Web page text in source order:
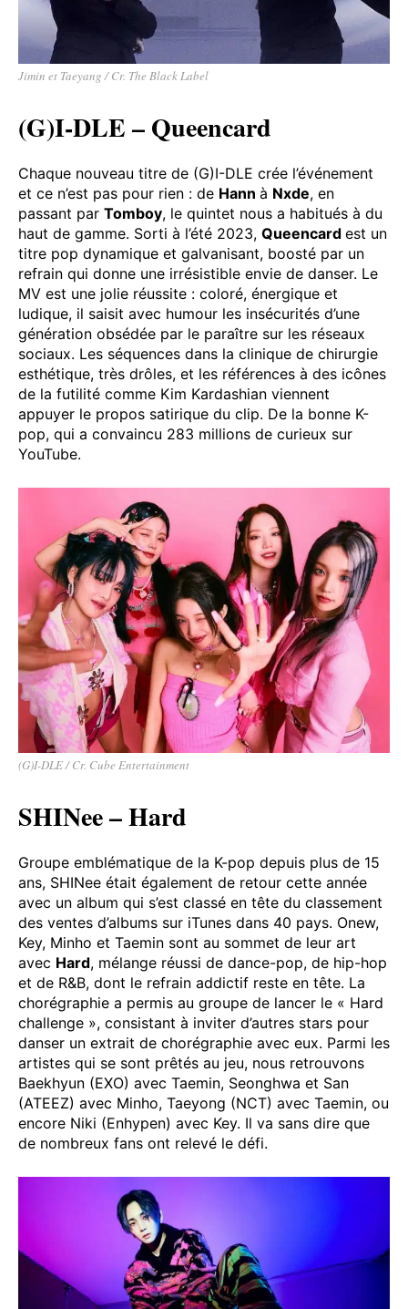
Jimin et Taeyang / Cr. The Black Label
(G)I-DLE – Queencard
Chaque nouveau titre de (G)I-DLE crée l’événement
et ce n’est pas pour rien : de Hann à Nxde, en
passant par Tomboy, le quintet nous a habitués à du
haut de gamme. Sorti à l’été 2023, Queencard est un
titre pop dynamique et galvanisant, boosté par un
refrain qui donne une irrésistible envie de danser. Le
MV est une jolie réussite : coloré, énergique et
ludique, il saisit avec humour les insécurités d’une
génération obsédée par le paraître sur les réseaux
sociaux. Les séquences dans la clinique de chirurgie
esthétique, très drôles, et les références à des icônes
de la futilité comme Kim Kardashian viennent
appuyer le propos satirique du clip. De la bonne K-
pop, qui a convaincu 283 millions de curieux sur
YouTube.
(G)I-DLE / Cr. Cube Entertainment
SHINee – Hard
Groupe emblématique de la K-pop depuis plus de 15
ans, SHINee était également de retour cette année
avec un album qui s’est classé en tête du classement
des ventes d’albums sur iTunes dans 40 pays. Onew,
Key, Minho et Taemin sont au sommet de leur art
avec Hard, mélange réussi de dance-pop, de hip-hop
et de R&B, dont le refrain addictif reste en tête. La
chorégraphie a permis au groupe de lancer le « Hard
challenge », consistant à inviter d’autres stars pour
danser un extrait de chorégraphie avec eux. Parmi les
artistes qui se sont prêtés au jeu, nous retrouvons
Baekhyun (EXO) avec Taemin, Seonghwa et San
(ATEEZ) avec Minho, Taeyong (NCT) avec Taemin, ou
encore Niki (Enhypen) avec Key. Il va sans dire que
de nombreux fans ont relevé le défi.